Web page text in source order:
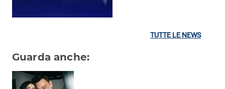
TUTTE LE NEWS
Guarda anche: